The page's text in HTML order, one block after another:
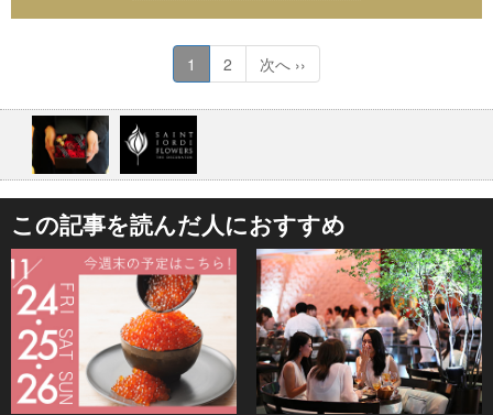
1 2 次へ ››
この記事を読んだ人におすすめ